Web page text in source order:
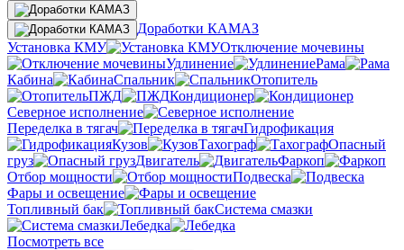
Доработки КАМАЗ
Установка КМУ
Отключение мочевины
Удлинение
Рама
Кабина
Спальник
Отопитель
ПЖД
Кондиционер
Северное исполнение
Переделка в тягач
Гидрофикация
Кузов
Тахограф
Опасный
груз
Двигатель
Фаркоп
Отбор мощности
Подвеска
Фары и освещение
Топливный бак
Система смазки
Лебедка
Посмотреть все